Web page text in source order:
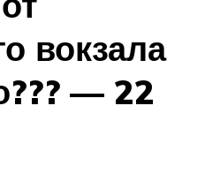
вокзала
— 22